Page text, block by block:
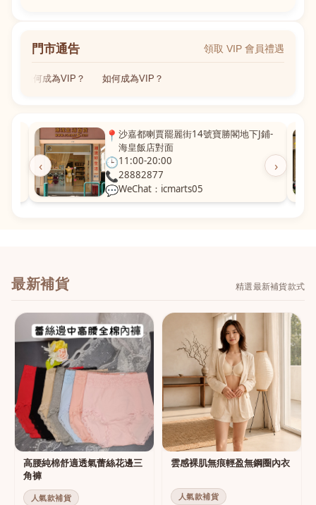
門市通告 領取 VIP 會員禮遇
如何成為VIP？ 如何成為VIP？
‹ ›
📍 沙嘉都喇賈罷麗街14號寶勝閣地下J鋪-
海皇飯店對面
🕒11:00-20:00
📞28882877
💬WeChat：icmarts05
最新補貨 精選最新補貨款式
高腰純棉舒適透氣蕾絲花邊三
角褲
人氣款補貨
雲感裸肌無痕輕盈無鋼圈內衣
人氣款補貨